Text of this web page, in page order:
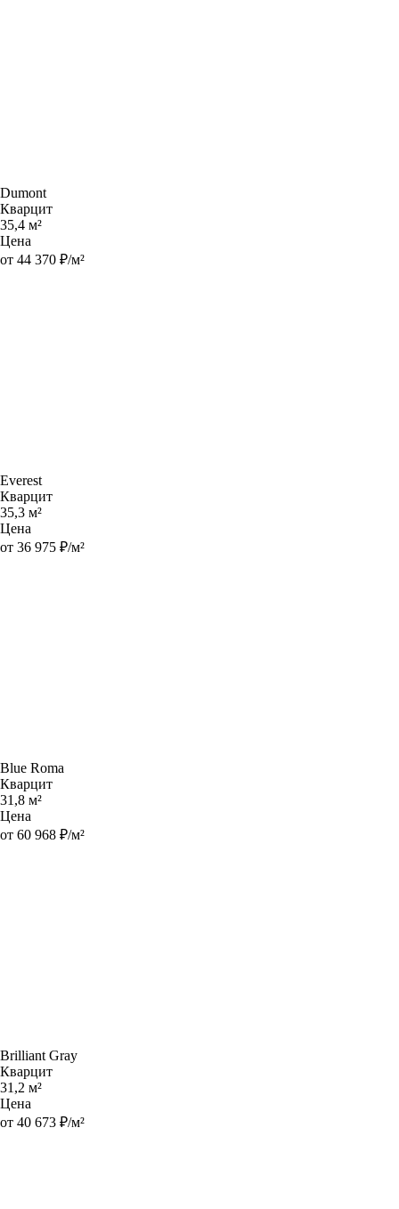
Dumont
Кварцит
35,4 м²
Цена
от 44 370 ₽/м²
Everest
Кварцит
35,3 м²
Цена
от 36 975 ₽/м²
Blue Roma
Кварцит
31,8 м²
Цена
от 60 968 ₽/м²
Brilliant Gray
Кварцит
31,2 м²
Цена
от 40 673 ₽/м²